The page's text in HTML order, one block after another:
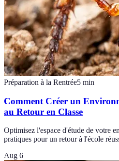
Préparation à la Rentrée5 min
Comment Créer un
au Retour en Classe
Optimisez l'espace d'étude de votre
pratiques pour un retour à l'école
Aug 6